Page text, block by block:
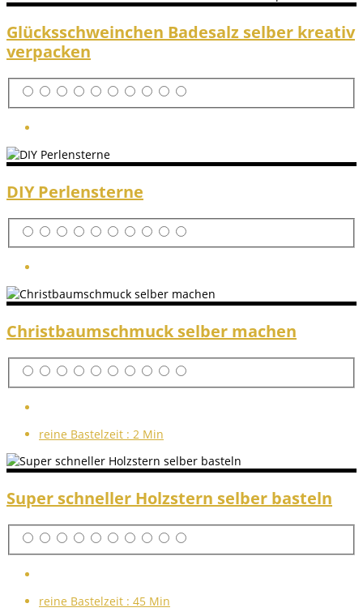
Glücksschweinchen Badesalz selber kreativ
verpacken
DIY Perlensterne
Christbaumschmuck selber machen
reine Bastelzeit : 2 Min
Super schneller Holzstern selber basteln
reine Bastelzeit : 45 Min